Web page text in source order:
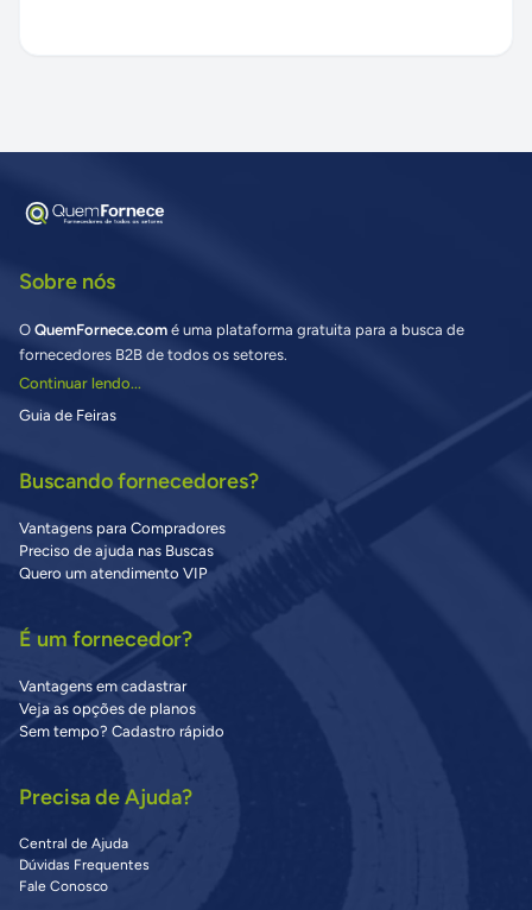
Sobre nós
O QuemFornece.com é uma plataforma gratuita para a busca de
fornecedores B2B de todos os setores.
Continuar lendo...
Guia de Feiras
Buscando fornecedores?
Vantagens para Compradores
Preciso de ajuda nas Buscas
Quero um atendimento VIP
É um fornecedor?
Vantagens em cadastrar
Veja as opções de planos
Sem tempo? Cadastro rápido
Precisa de Ajuda?
Central de Ajuda
Dúvidas Frequentes
Fale Conosco